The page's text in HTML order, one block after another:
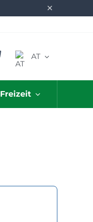
✕
AT
Freizeit